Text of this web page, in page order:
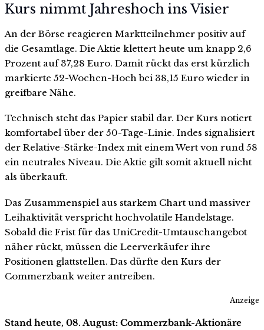
Kurs nimmt Jahreshoch ins Visier
An der Börse reagieren Marktteilnehmer positiv auf
die Gesamtlage. Die Aktie klettert heute um knapp 2,6
Prozent auf 37,28 Euro. Damit rückt das erst kürzlich
markierte 52-Wochen-Hoch bei 38,15 Euro wieder in
greifbare Nähe.
Technisch steht das Papier stabil dar. Der Kurs notiert
komfortabel über der 50-Tage-Linie. Indes signalisiert
der Relative-Stärke-Index mit einem Wert von rund 58
ein neutrales Niveau. Die Aktie gilt somit aktuell nicht
als überkauft.
Das Zusammenspiel aus starkem Chart und massiver
Leihaktivität verspricht hochvolatile Handelstage.
Sobald die Frist für das UniCredit-Umtauschangebot
näher rückt, müssen die Leerverkäufer ihre
Positionen glattstellen. Das dürfte den Kurs der
Commerzbank weiter antreiben.
Anzeige
Stand heute, 08. August: Commerzbank-Aktionäre